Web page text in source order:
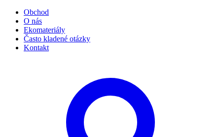
Obchod
O nás
Ekomateriály
Často kladené otázky
Kontakt